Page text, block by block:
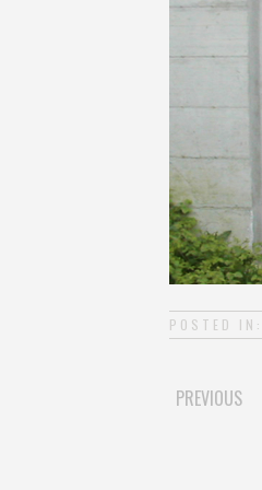
POSTED IN:
PREVIOUS